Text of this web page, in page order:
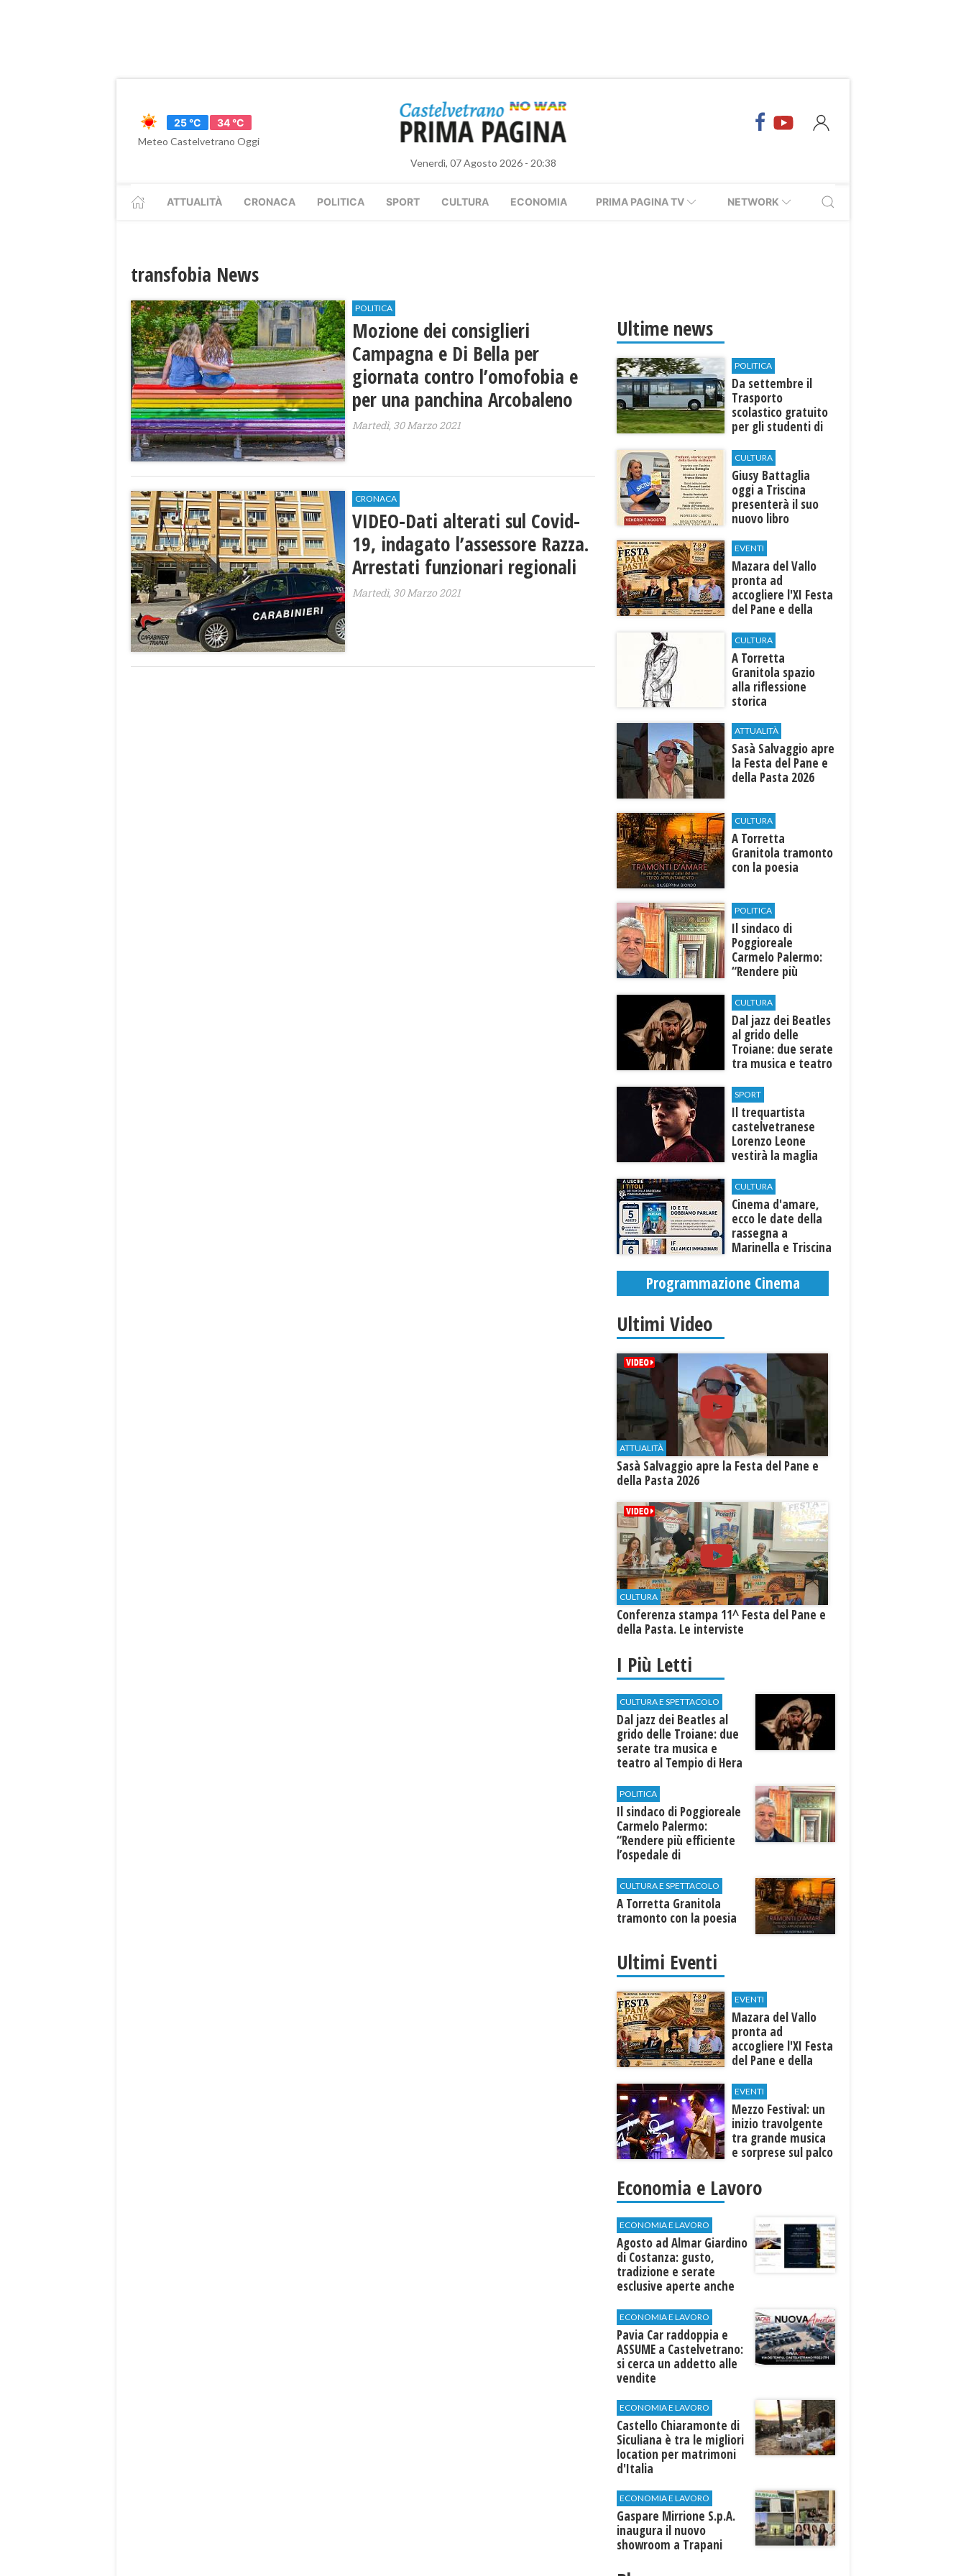
25 °C
34 °C
Meteo Castelvetrano Oggi
Venerdì, 07 Agosto 2026 - 20:38
ATTUALITÀ CRONACA POLITICA SPORT CULTURA ECONOMIA PRIMA PAGINA TV NETWORK
transfobia News
POLITICA
Mozione dei consiglieri
Campagna e Di Bella per
giornata contro l’omofobia e
per una panchina Arcobaleno
Martedì, 30 Marzo 2021
CRONACA
VIDEO-Dati alterati sul Covid-
19, indagato l’assessore Razza.
Arrestati funzionari regionali
Martedì, 30 Marzo 2021
Ultime news
POLITICA
Da settembre il
Trasporto
scolastico gratuito
per gli studenti di
CULTURA
Giusy Battaglia
oggi a Triscina
presenterà il suo
nuovo libro
EVENTI
Mazara del Vallo
pronta ad
accogliere l'XI Festa
del Pane e della
CULTURA
​A Torretta
Granitola spazio
alla riflessione
storica
ATTUALITÀ
Sasà Salvaggio apre
la Festa del Pane e
della Pasta 2026
CULTURA
​A Torretta
Granitola tramonto
con la poesia
POLITICA
Il sindaco di
Poggioreale
Carmelo Palermo:
“Rendere più
l’ospedale di
Castelvetrano."
CULTURA
Dal jazz dei Beatles
al grido delle
Troiane: due serate
tra musica e teatro
Selinunte
SPORT
Il trequartista
castelvetranese
Lorenzo Leone
vestirà la maglia
CULTURA
Cinema d'amare,
ecco le date della
rassegna a
Marinella e Triscina
Programmazione Cinema
Ultimi Video
ATTUALITÀ
Sasà Salvaggio apre la Festa del Pane e
della Pasta 2026
CULTURA
Conferenza stampa 11^ Festa del Pane e
della Pasta. Le interviste
I Più Letti
CULTURA E SPETTACOLO
Dal jazz dei Beatles al
grido delle Troiane: due
serate tra musica e
teatro al Tempio di Hera
POLITICA
Il sindaco di Poggioreale
Carmelo Palermo:
“Rendere più efficiente
l’ospedale di
CULTURA E SPETTACOLO
​A Torretta Granitola
tramonto con la poesia
Ultimi Eventi
EVENTI
Mazara del Vallo
pronta ad
accogliere l'XI Festa
del Pane e della
EVENTI
Mezzo Festival: un
inizio travolgente
tra grande musica
e sorprese sul palco
Economia e Lavoro
ECONOMIA E LAVORO
Agosto ad Almar Giardino
di Costanza: gusto,
tradizione e serate
esclusive aperte anche
ECONOMIA E LAVORO
Pavia Car raddoppia e
ASSUME a Castelvetrano:
si cerca un addetto alle
vendite
ECONOMIA E LAVORO
Castello Chiaramonte di
Siculiana è tra le migliori
location per matrimoni
d'Italia
ECONOMIA E LAVORO
​Gaspare Mirrione S.p.A.
inaugura il nuovo
showroom a Trapani